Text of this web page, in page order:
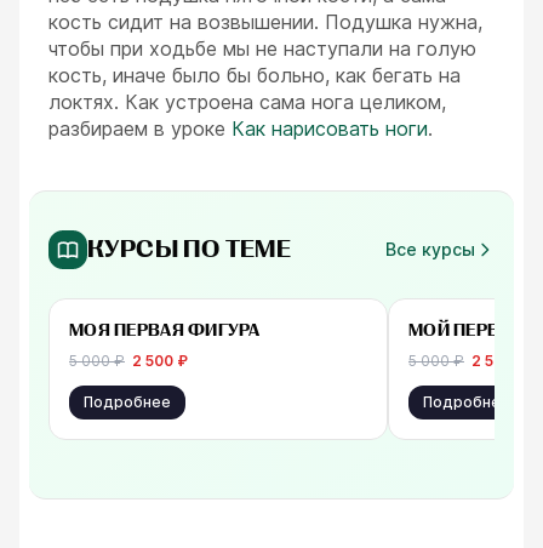
кость сидит на возвышении. Подушка нужна,
чтобы при ходьбе мы не наступали на голую
кость, иначе было бы больно, как бегать на
локтях. Как устроена сама нога целиком,
разбираем в уроке Как нарисовать ноги.
КУРСЫ ПО ТЕМЕ Все курсы
от 2 500 ₽
МОЯ ПЕРВАЯ ФИГУРА
5 000 ₽ 2 500 ₽
Подробнее
от 2 500 ₽
МОЙ ПЕРВЫЙ
5 000 ₽ 2 500
Подробнее